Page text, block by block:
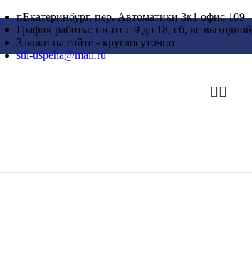
г.Екатеринбург, пер. Автоматики 3к1 офис 109
График работы: пн-пт с 9 до 18, сб, вс выходной
Заявки на сайте - круглосуточно
stil-uspeha@mail.ru